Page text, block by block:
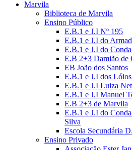
Marvila
Biblioteca de Marvila
Ensino Público
E.B.1 e J.I Nº 195
E.B.1 e J.I do
E.B.1 e J.I do
E.B 2+3 Damião de
EB João dos Santos
E.B.1 e J.I dos Lóios
E.B.1 e J.I Luiza
E.B.1 e J.I Manuel
E.B 2+3 de Marvila
E.B.1 e J.I do
Silva
Escola Secundária
Ensino Privado